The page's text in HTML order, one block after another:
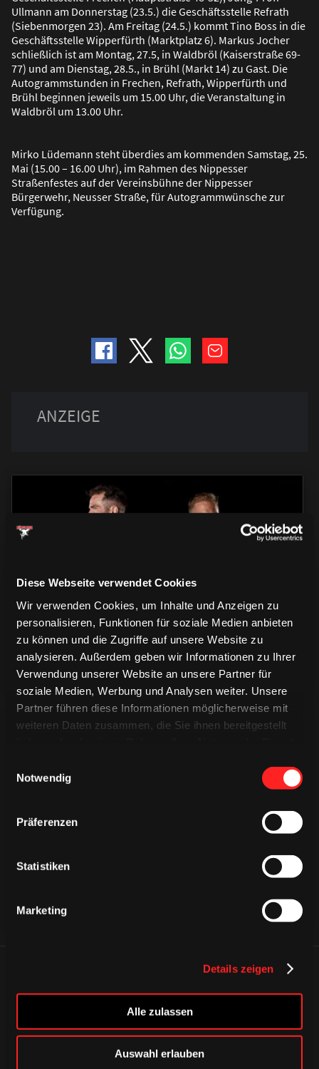
Diese Webseite verwendet Cookies
Wir verwenden Cookies, um Inhalte und Anzeigen zu
personalisieren, Funktionen für soziale Medien anbieten
zu können und die Zugriffe auf unsere Website zu
analysieren. Außerdem geben wir Informationen zu Ihrer
Verwendung unserer Website an unsere Partner für
soziale Medien, Werbung und Analysen weiter. Unsere
Partner führen diese Informationen möglicherweise mit
weiteren Daten zusammen, die Sie ihnen bereitgestellt
Notwendig
Präferenzen
Statistiken
Marketing
Details zeigen
Alle zulassen
Auswahl erlauben
Ullmann am Donnerstag (23.5.) die Geschäftsstelle Refrath
(Siebenmorgen 23). Am Freitag (24.5.) kommt Tino Boss in die
Geschäftsstelle Wipperfürth (Marktplatz 6). Markus Jocher
schließlich ist am Montag, 27.5, in Waldbröl (Kaiserstraße 69-
77) und am Dienstag, 28.5., in Brühl (Markt 14) zu Gast. Die
Autogrammstunden in Frechen, Refrath, Wipperfürth und
Brühl beginnen jeweils um 15.00 Uhr, die Veranstaltung in
Waldbröl um 13.00 Uhr.
Mirko Lüdemann steht überdies am kommenden Samstag, 25.
Mai (15.00 – 16.00 Uhr), im Rahmen des Nippesser
Straßenfestes auf der Vereinsbühne der Nippesser
Bürgerwehr, Neusser Straße, für Autogrammwünsche zur
Verfügung.
TRIKOTS
TRIKOTS
TRIKOTS